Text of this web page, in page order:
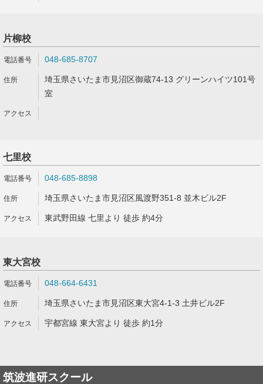
片柳校
048-685-8707
埼玉県さいたま市見沼区御蔵74-13 グリーンハイツ101号
室
七里校
048-685-8898
埼玉県さいたま市見沼区風渡野351-8 並木ビル2F
東武野田線 七里より 徒歩 約4分
東大宮校
048-664-6431
埼玉県さいたま市見沼区東大宮4-1-3 土井ビル2F
宇都宮線 東大宮より 徒歩 約1分
筑波進研スクール